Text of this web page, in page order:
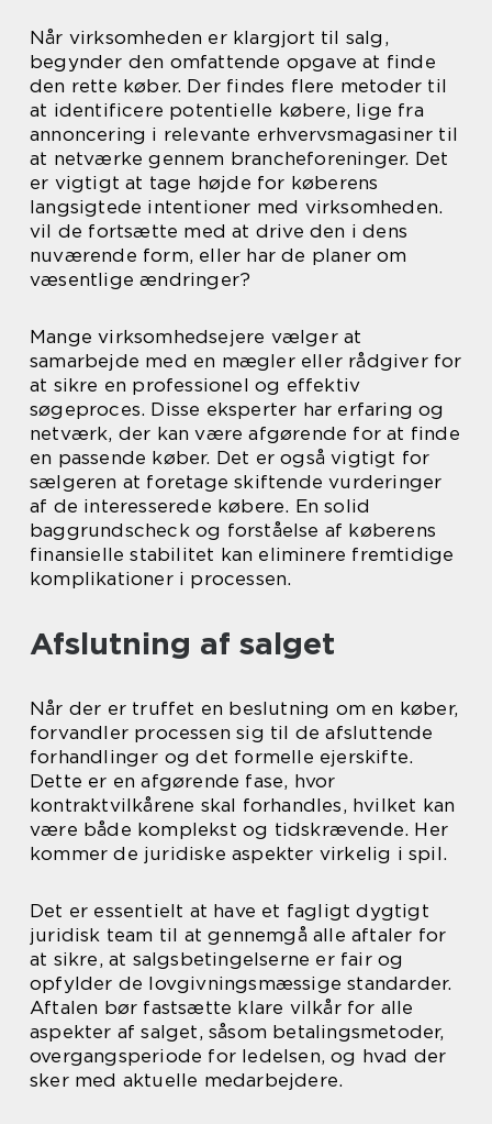
Når virksomheden er klargjort til salg,
begynder den omfattende opgave at finde
den rette køber. Der findes flere metoder til
at identificere potentielle købere, lige fra
annoncering i relevante erhvervsmagasiner til
at netværke gennem brancheforeninger. Det
er vigtigt at tage højde for køberens
langsigtede intentioner med virksomheden.
vil de fortsætte med at drive den i dens
nuværende form, eller har de planer om
væsentlige ændringer?
Mange virksomhedsejere vælger at
samarbejde med en mægler eller rådgiver for
at sikre en professionel og effektiv
søgeproces. Disse eksperter har erfaring og
netværk, der kan være afgørende for at finde
en passende køber. Det er også vigtigt for
sælgeren at foretage skiftende vurderinger
af de interesserede købere. En solid
baggrundscheck og forståelse af køberens
finansielle stabilitet kan eliminere fremtidige
komplikationer i processen.
Afslutning af salget
Når der er truffet en beslutning om en køber,
forvandler processen sig til de afsluttende
forhandlinger og det formelle ejerskifte.
Dette er en afgørende fase, hvor
kontraktvilkårene skal forhandles, hvilket kan
være både komplekst og tidskrævende. Her
kommer de juridiske aspekter virkelig i spil.
Det er essentielt at have et fagligt dygtigt
juridisk team til at gennemgå alle aftaler for
at sikre, at salgsbetingelserne er fair og
opfylder de lovgivningsmæssige standarder.
Aftalen bør fastsætte klare vilkår for alle
aspekter af salget, såsom betalingsmetoder,
overgangsperiode for ledelsen, og hvad der
sker med aktuelle medarbejdere.